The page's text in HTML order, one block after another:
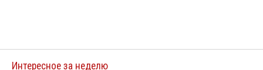
Интересное за неделю